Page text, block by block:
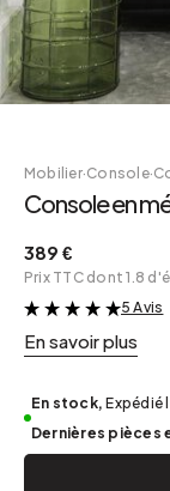
Mobilier·Console·
Console en
389 €
Prix TTC dont 1.8
&
5 Avis
En savoir plus
En stock, Expédié
Dernières pièces